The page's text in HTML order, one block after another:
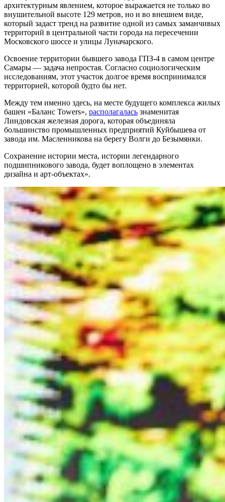
архитектурным явлением, которое выражается не только во
внушительной высоте 129 метров, но и во внешнем виде,
который задаст тренд на развитие одной из самых заманчивых
территорий в центральной части города на пересечении
Московского шоссе и улицы Луначарского.
Освоение территории бывшего завода ГПЗ-4 в самом центре
Самары — задача непростая. Согласно социологическим
исследованиям, этот участок долгое время воспринимался
территорией, которой будто бы нет.
Между тем именно здесь, на месте будущего комплекса жилых
башен «Баланс Towers», располагалась знаменитая
Линдовская железная дорога, которая объединяла
большинство промышленных предприятий Куйбышева от
завода им. Масленникова на берегу Волги до Безымянки.
Сохранение истории места, истории легендарного
подшипникового завода, будет воплощено в элементах
дизайна и арт-объектах».